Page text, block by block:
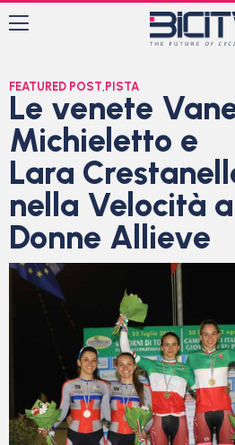
FEATURED POST, PISTA
Le venete
Michieletto e
Lara
nella Velocità
Donne Allieve